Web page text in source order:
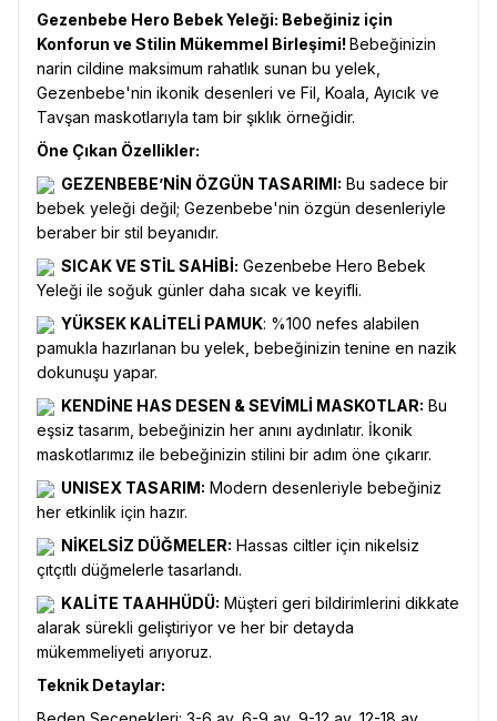
Gezenbebe Hero Bebek Yeleği: Bebeğiniz için
Konforun ve Stilin Mükemmel Birleşimi! Bebeğinizin
narin cildine maksimum rahatlık sunan bu yelek,
Gezenbebe'nin ikonik desenleri ve Fil, Koala, Ayıcık ve
Tavşan maskotlarıyla tam bir şıklık örneğidir.
Öne Çıkan Özellikler:
GEZENBEBE’NİN ÖZGÜN TASARIMI: Bu sadece bir
bebek yeleği değil; Gezenbebe'nin özgün desenleriyle
beraber bir stil beyanıdır.
SICAK VE STİL SAHİBİ: Gezenbebe Hero Bebek
Yeleği ile soğuk günler daha sıcak ve keyifli.
YÜKSEK KALİTELİ PAMUK: %100 nefes alabilen
pamukla hazırlanan bu yelek, bebeğinizin tenine en nazik
dokunuşu yapar.
KENDİNE HAS DESEN & SEVİMLİ MASKOTLAR: Bu
eşsiz tasarım, bebeğinizin her anını aydınlatır. İkonik
maskotlarımız ile bebeğinizin stilini bir adım öne çıkarır.
UNISEX TASARIM: Modern desenleriyle bebeğiniz
her etkinlik için hazır.
NİKELSİZ DÜĞMELER: Hassas ciltler için nikelsiz
çıtçıtlı düğmelerle tasarlandı.
KALİTE TAAHHÜDÜ: Müşteri geri bildirimlerini dikkate
alarak sürekli geliştiriyor ve her bir detayda
mükemmeliyeti arıyoruz.
Teknik Detaylar: